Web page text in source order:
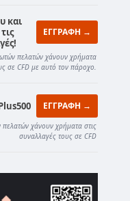
και
ΕΓΓΡΑΦΗ →
πελατών χάνουν χρήματα
σε CFD με αυτό τον πάροχο.
ΕΓΓΡΑΦΗ →
χάνουν χρήματα στις
συναλλαγές τους σε CFD